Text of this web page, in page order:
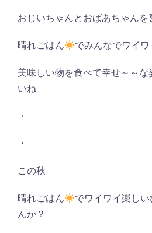
おじいちゃんとおばあちゃんを
晴れごはん でみんなでワイ
美味しい物を食べて幸せ～～な
いね
・
・
この秋
晴れごはん
でワイワイ楽し
んか？